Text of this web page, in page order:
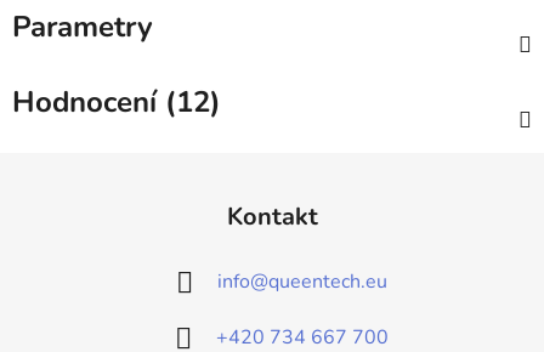
Parametry
Hodnocení (12)
Kontakt
info@queentech.eu
+420 734 667 700